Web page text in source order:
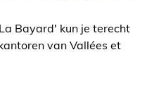
Bayard' kun je terecht
van Vallées et